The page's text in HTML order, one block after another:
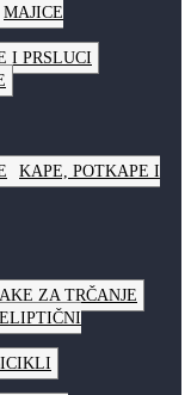
MAJICE
I PRSLUCI
KAPE, POTKAPE I
ZA TRČANJE
ELIPTIČNI